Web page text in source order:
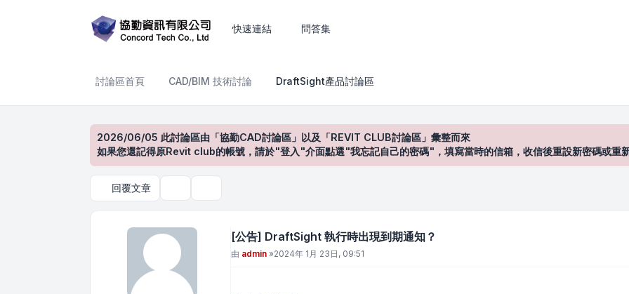
快速連結 問答集
討論區首頁 CAD/BIM 技術討論 DraftSight產品討論區
2026/06/05 此討論區由「協勤CAD討論區」以及「REVIT CLUB討論區」彙整而來
如果您還記得原Revit club的帳號，請於"登入"介面點選"我忘記自己的密碼"，填寫當時的信箱，收信後重設新密碼或重
回覆文章
[公告] DraftSight 執行時出現到期通知？
文章
由 admin »2024年 1月 23日, 09:51